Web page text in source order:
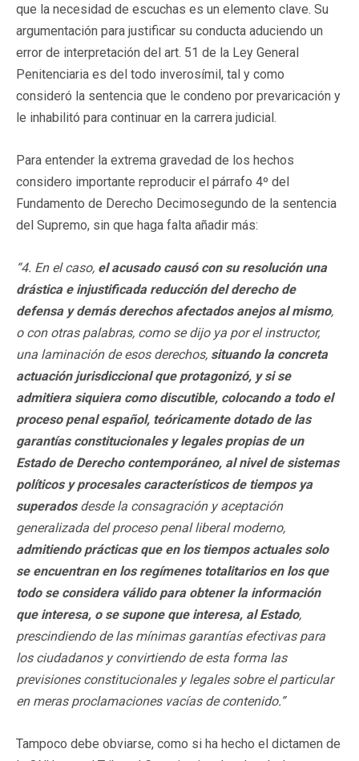
que la necesidad de escuchas es un elemento clave. Su
argumentación para justificar su conducta aduciendo un
error de interpretación del art. 51 de la Ley General
Penitenciaria es del todo inverosímil, tal y como
consideró la sentencia que le condeno por prevaricación y
le inhabilitó para continuar en la carrera judicial.
Para entender la extrema gravedad de los hechos
considero importante reproducir el párrafo 4º del
Fundamento de Derecho Decimosegundo de la sentencia
del Supremo, sin que haga falta añadir más:
“4. En el caso, el acusado causó con su resolución una
drástica e injustificada reducción del derecho de
defensa y demás derechos afectados anejos al mismo,
o con otras palabras, como se dijo ya por el instructor,
una laminación de esos derechos, situando la concreta
actuación jurisdiccional que protagonizó, y si se
admitiera siquiera como discutible, colocando a todo el
proceso penal español, teóricamente dotado de las
garantías constitucionales y legales propias de un
Estado de Derecho contemporáneo, al nivel de sistemas
políticos y procesales característicos de tiempos ya
superadosdesde la consagración y aceptación
generalizada del proceso penal liberal moderno,
admitiendo prácticas que en los tiempos actuales solo
se encuentran en los regímenes totalitarios en los que
todo se considera válido para obtener la información
que interesa, o se supone que interesa, al Estado,
prescindiendo de las mínimas garantías efectivas para
los ciudadanos y convirtiendo de esta forma las
previsiones constitucionales y legales sobre el particular
en meras proclamaciones vacías de contenido.”
Tampoco debe obviarse, como si ha hecho el dictamen de